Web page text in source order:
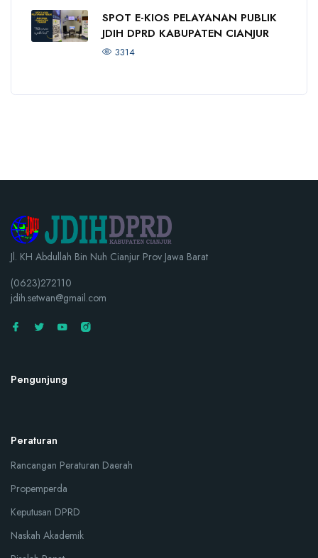
SPOT E-KIOS PELAYANAN PUBLIK
JDIH DPRD KABUPATEN CIANJUR
3314
Jl. KH Abdullah Bin Nuh Cianjur Prov Jawa Barat
(0623)272110
jdih.setwan@gmail.com
Pengunjung
Peraturan
Rancangan Peraturan Daerah
Propemperda
Keputusan DPRD
Naskah Akademik